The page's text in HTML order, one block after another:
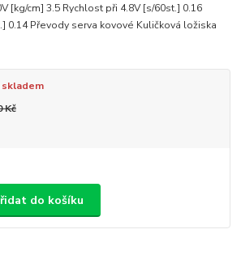
[kg/cm] 3.5 Rychlost při 4.8V [s/60st.] 0.16
0.14 Převody serva kovové Kuličková ložiska
skladem
Kč
do košíku